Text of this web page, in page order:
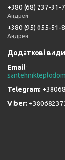
+380 (68) 237-31-
Андрей
+380 (95) 055-51-
Андрей